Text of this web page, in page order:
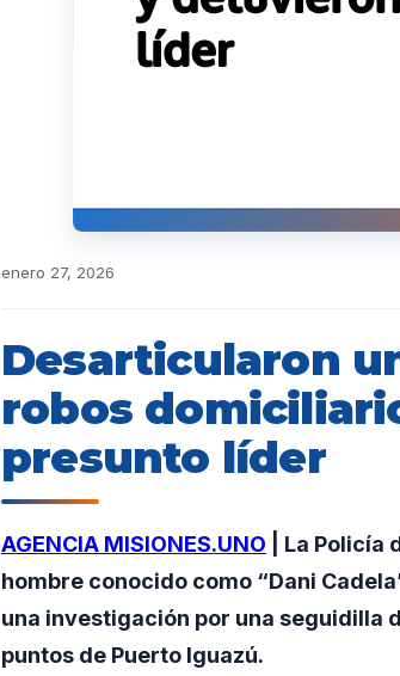
enero 27, 2026
Desarticularon
robos
presunto líder
AGENCIA MISIONES.UNO | La Policía
hombre conocido como “Dani
una investigación por una seguidilla
puntos de Puerto Iguazú.